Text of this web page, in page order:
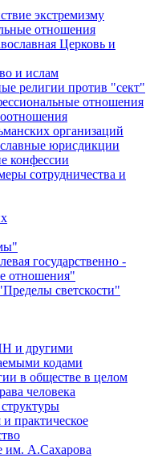
экстремизму
отношения
Церковь и
и ислам
религии против "сект"
отношения
организаций
юрисдикции
конфессии
сотрудничества и
государственно -
отношения"
светскости"
и другими
кодами
в обществе в целом
человека
практическое
им. А.Сахарова